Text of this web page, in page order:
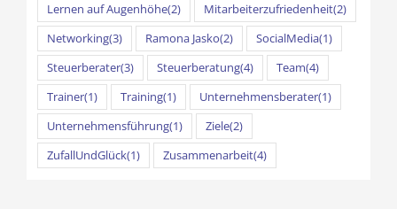
Lernen auf Augenhöhe(2) Mitarbeiterzufriedenheit(2)
Networking(3) Ramona Jasko(2) SocialMedia(1)
Steuerberater(3) Steuerberatung(4) Team(4)
Trainer(1) Training(1) Unternehmensberater(1)
Unternehmensführung(1) Ziele(2)
ZufallUndGlück(1) Zusammenarbeit(4)